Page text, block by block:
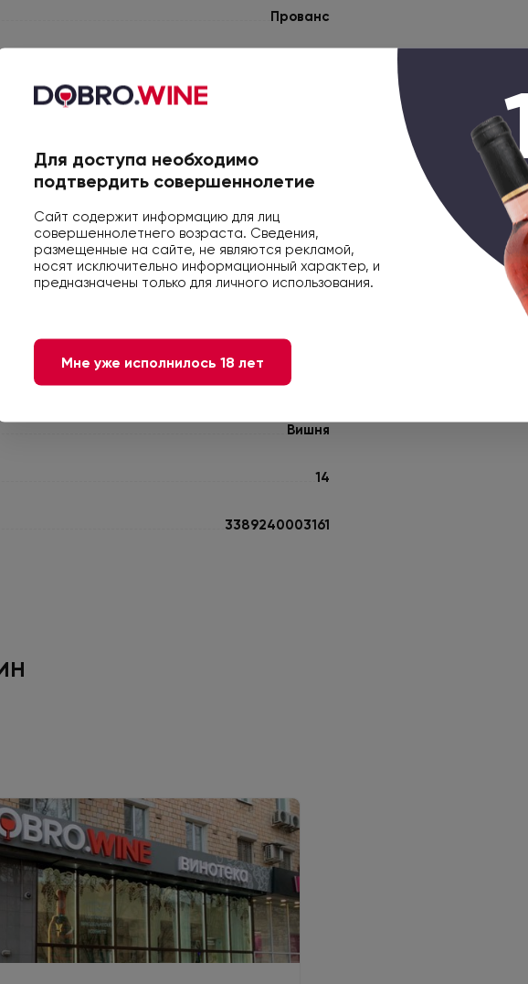
Прованс
Каберне Совиньон
К блюдам из птицы
Вишня
Ежевика
Вишня
14
3389240003161
Для доступа необходимо
подтвердить совершеннолетие
Сайт содержит информацию для лиц
совершеннолетнего возраста. Сведения,
размещенные на сайте, не являются рекламой,
носят исключительно информационный характер, и
предназначены только для личного использования.
Мне уже исполнилось 18 лет